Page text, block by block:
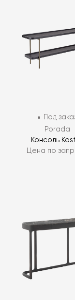
Под
Porada
Консоль
Цена по